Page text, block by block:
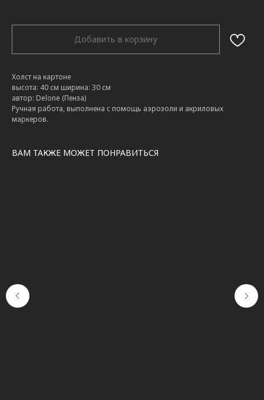
Добавить в корзину
Холст на картоне
высота: 40 см ширина: 30 см
автор: Delone (Пенза)
Ручная работа, выполнена с помощь аэрозоли и акриловых
маркеров.
ВАМ ТАКЖЕ МОЖЕТ ПОНРАВИТЬСЯ